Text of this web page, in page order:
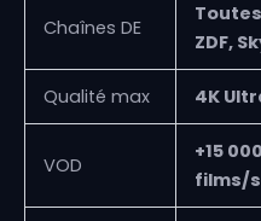
Chaînes DE
ZDF,
Qualité max 4K
VOD
+15 000
films/